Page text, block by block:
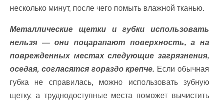
несколько минут, после чего помыть влажной тканью.
Металлические щетки и губки использовать
нельзя — они поцарапают поверхность, а на
поврежденных местах следующие загрязнения,
оседая, согласятся гораздо крепче. Если обычная
губка не справилась, можно использовать зубную
щетку, а труднодоступные места поможет вычистить